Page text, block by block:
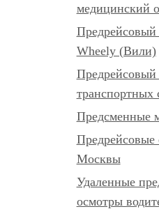
медицинский
Wheely (Вили)
Предрейсовый
транспортных
Предсменные
Предрейсовые
Москвы
Удаленные
осмотры